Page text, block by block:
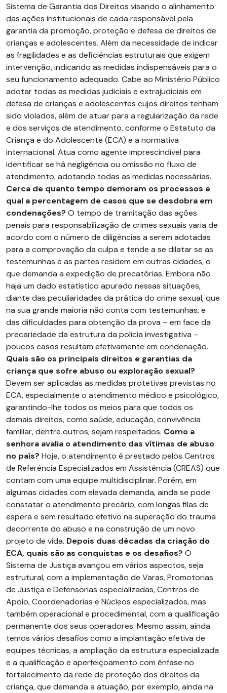
Sistema de Garantia dos Direitos visando o alinhamento
das ações institucionais de cada responsável pela
garantia da promoção, proteção e defesa de direitos de
crianças e adolescentes. Além da necessidade de indicar
as fragilidades e as deficiências estruturais que exigem
intervenção, indicando as medidas indispensáveis para o
seu funcionamento adequado. Cabe ao Ministério Público
adotar todas as medidas judiciais e extrajudiciais em
defesa de crianças e adolescentes cujos direitos tenham
sido violados, além de atuar para a regularização da rede
e dos serviços de atendimento, conforme o Estatuto da
Criança e do Adolescente (ECA) e a normativa
internacional. Atua como agente imprescindível para
identificar se há negligência ou omissão no fluxo de
atendimento, adotando todas as medidas necessárias.
Cerca de quanto tempo demoram os processos e
qual a percentagem de casos que se desdobra em
condenações? O tempo de tramitação das ações
penais para responsabilização de crimes sexuais varia de
acordo com o número de diligências a serem adotadas
para a comprovação da culpa e tende a se dilatar se as
testemunhas e as partes residem em outras cidades, o
que demanda a expedição de precatórias. Embora não
haja um dado estatístico apurado nessas situações,
diante das peculiaridades da prática do crime sexual, que
na sua grande maioria não conta com testemunhas, e
das dificuldades para obtenção da prova – em face da
precariedade da estrutura da polícia investigativa –
poucos casos resultam efetivamente em condenação.
Quais são os principais direitos e garantias da
criança que sofre abuso ou exploração sexual?
Devem ser aplicadas as medidas protetivas previstas no
ECA, especialmente o atendimento médico e psicológico,
garantindo-lhe todos os meios para que todos os
demais direitos, como saúde, educação, convivência
familiar, dentre outros, sejam respeitados. Como a
senhora avalia o atendimento das vítimas de abuso
no país? Hoje, o atendimento é prestado pelos Centros
de Referência Especializados em Assistência (CREAS) que
contam com uma equipe multidisciplinar. Porém, em
algumas cidades com elevada demanda, ainda se pode
constatar o atendimento precário, com longas filas de
espera e sem resultado efetivo na superação do trauma
decorrente do abuso e na construção de um novo
projeto de vida. Depois duas décadas da criação do
ECA, quais são as conquistas e os desafios? O
Sistema de Justiça avançou em vários aspectos, seja
estrutural, com a implementação de Varas, Promotorias
de Justiça e Defensorias especializadas, Centros de
Apoio, Coordenadorias e Núcleos especializados, mas
também operacional e procedimental, com a qualificação
permanente dos seus operadores. Mesmo assim, ainda
temos vários desafios como a implantação efetiva de
equipes técnicas, a ampliação da estrutura especializada
e a qualificação e aperfeiçoamento com ênfase no
fortalecimento da rede de proteção dos direitos da
criança, que demanda a atuação, por exemplo, ainda na